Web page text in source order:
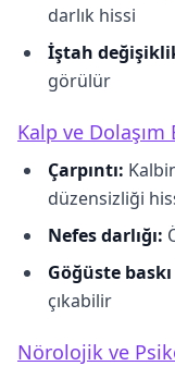
darlık hissi
İştah
görülür
Kalp ve
Çarpıntı:
düzensizliği
Nefes darlığı:
Göğüste
çıkabilir
Nörolojik ve